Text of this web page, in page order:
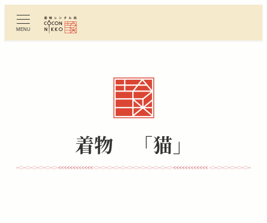
ン
MENU
着物 「猫」